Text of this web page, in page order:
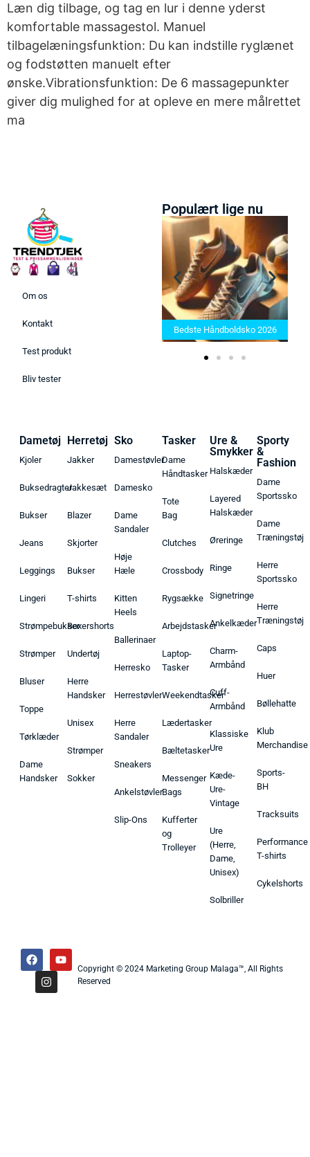
Læn dig tilbage, og tag en lur i denne yderst
komfortable massagestol. Manuel
tilbagelæningsfunktion: Du kan indstille ryglænet
og fodstøtten manuelt efter
ønske.Vibrationsfunktion: De 6 massagepunkter
giver dig mulighed for at opleve en mere målrettet
ma
Om os
Kontakt
Test produkt
Bliv tester
Populært lige nu
Bedste Saunatæppe 2025 –
Find de bedste produkter her!
Bedste Håndboldsko 2026
Dametøj
Kjoler
Buksedragter
Bukser
Jeans
Leggings
Lingeri
Strømpebukser
Strømper
Bluser
Toppe
Tørklæder
Dame
Handsker
Herretøj
Jakker
Jakkesæt
Blazer
Skjorter
Bukser
T-shirts
Boxershorts
Undertøj
Herre
Handsker
Unisex
Strømper
Sokker
Sko
Damestøvler
Damesko
Dame
Sandaler
Høje
Hæle
Kitten
Heels
Ballerinaer
Herresko
Herrestøvler
Herre
Sandaler
Sneakers
Ankelstøvler
Slip-Ons
Tasker
Dame
Håndtasker
Tote
Bag
Clutches
Crossbody
Rygsække
Arbejdstasker
Laptop-
Tasker
Weekendtasker
Lædertasker
Bæltetasker
Messenger
Bags
Kufferter
og
Trolleyer
Ure &
Smykker
Halskæder
Layered
Halskæder
Øreringe
Ringe
Signetringe
Ankelkæder
Charm-
Armbånd
Cuff-
Armbånd
Klassiske
Ure
Kæde-
Ure-
Vintage
Ure
(Herre,
Dame,
Unisex)
Solbriller
Sporty
&
Fashion
Dame
Sportssko
Dame
Træningstøj
Herre
Sportssko
Herre
Træningstøj
Caps
Huer
Bøllehatte
Klub
Merchandise
Sports-
BH
Tracksuits
Performance
T-shirts
Cykelshorts
Copyright © 2024 Marketing Group Malaga™, All Rights
Reserved